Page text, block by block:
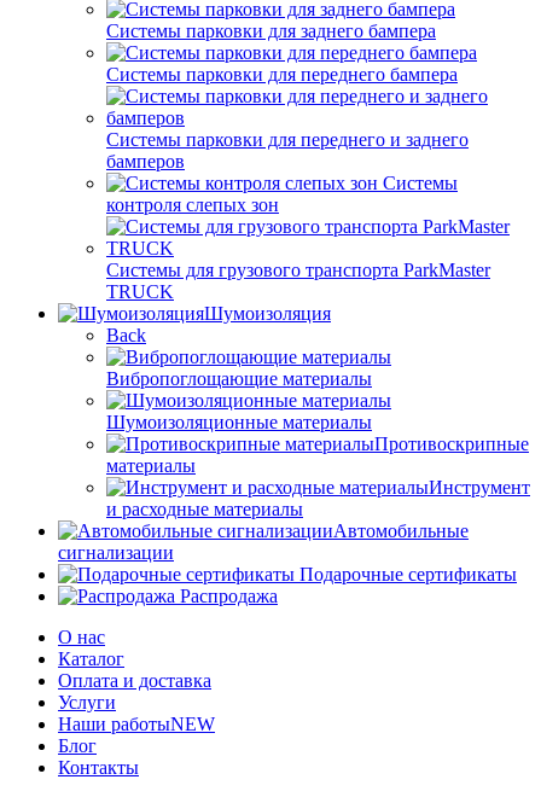
Системы парковки для заднего бампера
Системы парковки для переднего бампера
Системы парковки для переднего и заднего
бамперов
Системы
контроля слепых зон
Системы для грузового транспорта ParkMaster
TRUCK
Шумоизоляция
Back
Вибропоглощающие материалы
Шумоизоляционные материалы
Противоскрипные
материалы
Инструмент
и расходные материалы
Автомобильные
сигнализации
Подарочные сертификаты
Распродажа
О нас
Каталог
Оплата и доставка
Услуги
Наши работыNEW
Блог
Контакты